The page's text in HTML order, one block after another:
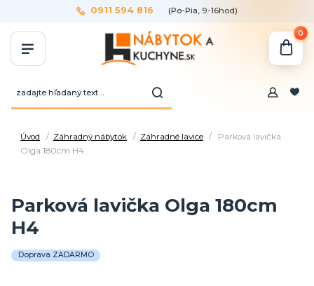
0911 594 816 (Po-Pia, 9-16hod)
0
Úvod Záhradný nábytok Záhradné lavice
Parková lavička
Olga 180cm H4
Parková lavička Olga 180cm
H4
Doprava ZADARMO